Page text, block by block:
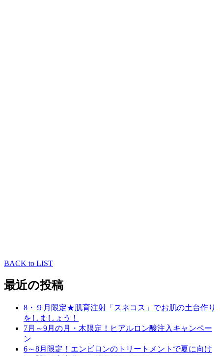
BACK to LIST
最近の投稿
8・９月限定★肌育注射「スネコス」でお肌の土台作り
をしましょう！
7月～9月の月・木限定！ヒアルロン酸注入キャンペー
ン
6～8月限定！エンビロンのトリートメントで夏に向け